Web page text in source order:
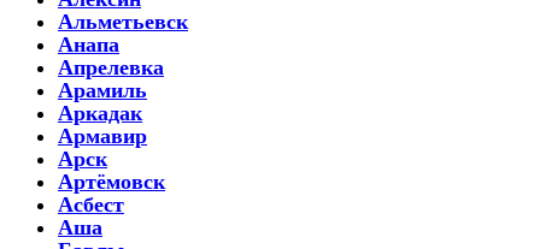
Альметьевск
Анапа
Апрелевка
Арамиль
Аркадак
Армавир
Арск
Артёмовск
Асбест
Аша